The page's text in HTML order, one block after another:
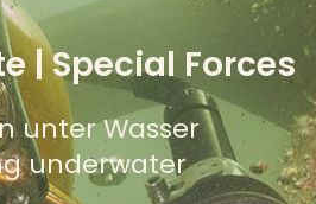
| Special Forces
unter Wasser
underwater